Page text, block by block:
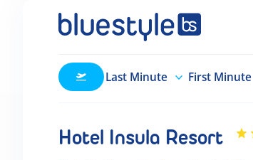
Last Minute First Minute
Hotel Insula Resort